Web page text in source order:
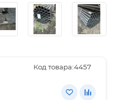
Код товара:4457